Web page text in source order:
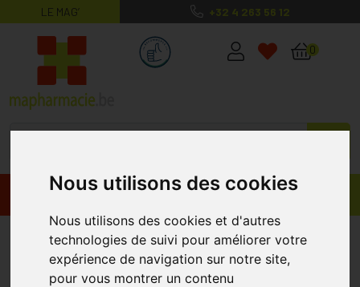
Nous utilisons des cookies
Nous utilisons des cookies et d'autres
technologies de suivi pour améliorer votre
expérience de navigation sur notre site,
pour vous montrer un contenu
LE MAG’ +32 4 263 56 12
MaPharmacie.be ma santé, mes
0
Promos Produits
3m Bouchons Oreille Mousse
Usage Unique 4